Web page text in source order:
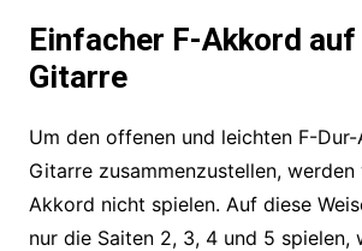
Einfacher F-Akkord auf
Gitarre
Um den offenen und leichten F-
Gitarre zusammenzustellen, werden
Akkord nicht spielen. Auf diese
nur die Saiten 2, 3, 4 und 5 spielen,